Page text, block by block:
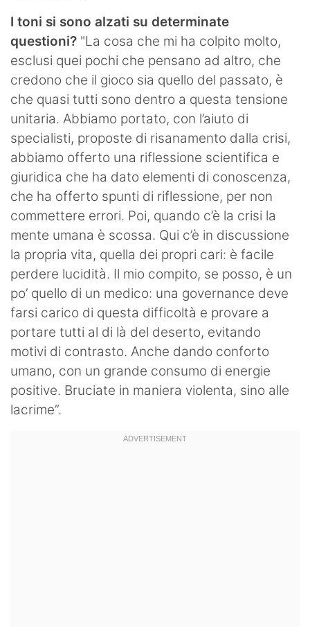
I toni si sono alzati su determinate
questioni? "La cosa che mi ha colpito molto,
esclusi quei pochi che pensano ad altro, che
credono che il gioco sia quello del passato, è
che quasi tutti sono dentro a questa tensione
unitaria. Abbiamo portato, con l’aiuto di
specialisti, proposte di risanamento dalla crisi,
abbiamo offerto una riflessione scientifica e
giuridica che ha dato elementi di conoscenza,
che ha offerto spunti di riflessione, per non
commettere errori. Poi, quando c’è la crisi la
mente umana è scossa. Qui c’è in discussione
la propria vita, quella dei propri cari: è facile
perdere lucidità. Il mio compito, se posso, è un
po’ quello di un medico: una governance deve
farsi carico di questa difficoltà e provare a
portare tutti al di là del deserto, evitando
motivi di contrasto. Anche dando conforto
umano, con un grande consumo di energie
positive. Bruciate in maniera violenta, sino alle
lacrime”.